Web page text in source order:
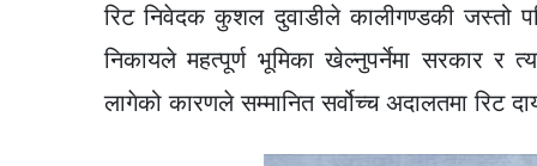
रिट निवेदक कुशल दुवाडीले कालीगण्डकी जस्तो
निकायले महत्पूर्ण भूमिका खेल्नुपर्नेमा सरकार र
लागेको कारणले सम्मानित सर्वोच्च अदालतमा रिट